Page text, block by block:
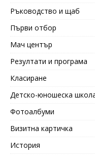
Ръководство и щаб
Първи отбор
Мач център
Резултати и програма
Класиране
Детско-юношеска
Фотоалбуми
Визитна картичка
История